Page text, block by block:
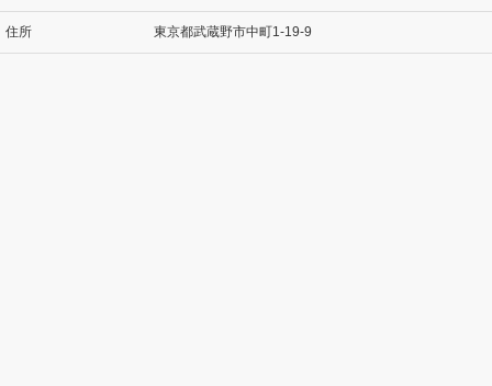
住所 東京都武蔵野市中町1-19-9